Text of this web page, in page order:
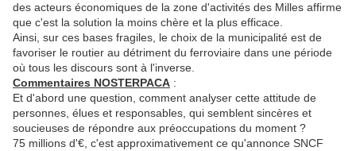
des acteurs économiques de la zone d'activités des Milles affirme
que c'est la solution la moins chère et la plus efficace.
Ainsi, sur ces bases fragiles, le choix de la municipalité est de
favoriser le routier au détriment du ferroviaire dans une période
où tous les discours sont à l'inverse.
Commentaires NOSTERPACA :
Et d'abord une question, comment analyser cette attitude de
personnes, élues et responsables, qui semblent sincères et
soucieuses de répondre aux préoccupations du moment ?
75 millions d'€, c'est approximativement ce qu'annonce SNCF